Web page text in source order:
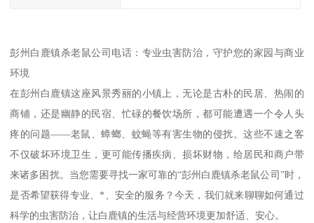
彭州白鹿镇杀老鼠公司电话：专业虫害防治，守护您的家园与商业
环境
在彭州白鹿镇这座风景秀丽的小镇上，无论是古朴的民居、热闹的
商铺，还是幽静的民宿、忙碌的餐饮场所，都可能遭遇一个令人头
疼的问题——老鼠、蟑螂、蚊蝇等有害生物的侵扰。这些不速之客
不仅破坏环境卫生，更可能传播疾病、损坏财物，给居民和商户带
来诸多困扰。当您需要寻找一家可靠的“彭州白鹿镇杀老鼠公司”时，
是否希望获得专业、*、安全的服务？今天，我们就来聊聊如何通过
科学的虫害防治，让白鹿镇的生活与经营环境更加舒适、安心。